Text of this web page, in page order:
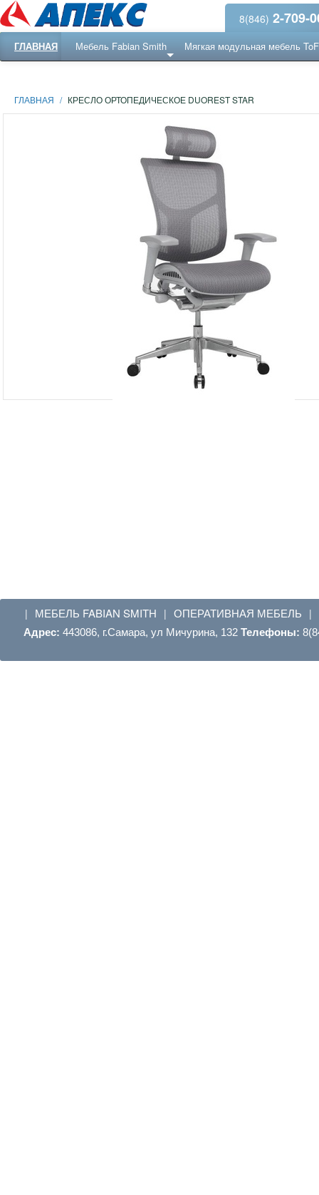
8(846) 2-709-
ГЛАВНАЯ Мебель Fabian Smith Мягкая модульная мебель
ГЛАВНАЯ / КРЕСЛО ОРТОПЕДИЧЕСКОЕ DUOREST STAR
| МЕБЕЛЬ FABIAN SMITH | ОПЕРАТИВНАЯ МЕБЕЛЬ |
Адрес: 443086, г.Самара, ул Мичурина, 132 Телефоны: